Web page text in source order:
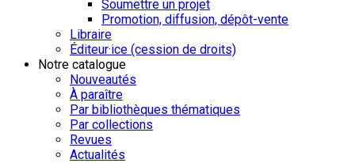
Soumettre un projet
Promotion, diffusion, dépôt-vente
Libraire
Éditeur·ice (cession de droits)
Notre catalogue
Nouveautés
À paraître
Par bibliothèques thématiques
Par collections
Revues
Actualités